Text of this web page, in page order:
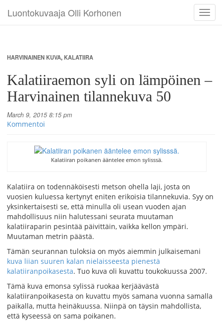
Luontokuvaaja Olli Korhonen
HARVINAINEN KUVA,KALATIIRA
Kalatiiraemon syli on lämpöinen –
Harvinainen tilannekuva 50
March 9, 2015 8:15 pm
Kommentoi
Kalatiiran poikanen ääntelee emon sylisssä.
Kalatiira on todennäköisesti metson ohella laji, josta on
vuosien kuluessa kertynyt eniten erikoisia tilannekuvia. Syy on
yksinkertaisesti se, että minulla oli usean vuoden ajan
mahdollisuus niin halutessani seurata muutaman
kalatiiraparin pesintää päivittäin, vaikka kellon ympäri.
Muutaman metrin päästä.
Tämän seurannan tuloksia on myös aiemmin julkaisemani
kuva liian suuren kalan nielaisseesta pienestä
kalatiiranpoikasesta. Tuo kuva oli kuvattu toukokuussa 2007.
Tämä kuva emonsa sylissä ruokaa kerjäävästä
kalatiiranpoikasesta on kuvattu myös samana vuonna samalla
paikalla, mutta heinäkuussa. Niinpä on täysin mahdollista,
että kyseessä on sama poikanen.